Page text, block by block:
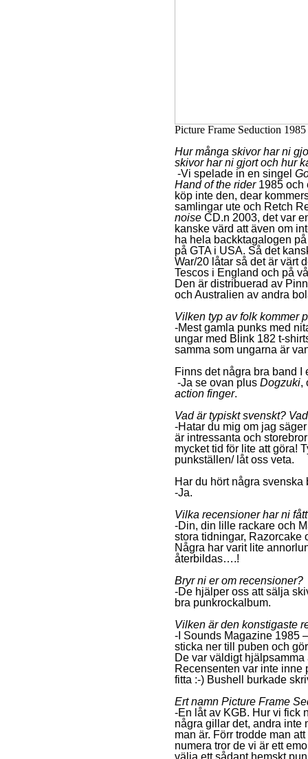
Picture Frame Seduction 1985
Hur många skivor har ni
skivor har ni gjort och hur
-Vi spelade in en singel
Hand of the rider1985 och
köp inte den, dear
samlingar ute och Retch
noise CD.n 2003, det var
kanske värd att även om
ha hela backktagalogen
på GTA i USA. Så det
War/20 låtar så det är värt
Tescos i England och på
Den är distribuerad av
och Australien av andra
Vilken typ av folk kommer
-Mest gamla punks med
ungar med Blink 182 t-
samma som ungarna är
Finns det några bra band I
-Ja se ovan plus Dogzuki,
action finger.
Vad är typiskt svenskt?
-Hatar du mig om jag
är intressanta och
mycket tid för lite att göra!
punkställen/ låt oss veta.
Har du hört några svenska
-Ja.
Vilka recensioner har ni
-Din, din lille rackare och
stora tidningar, Razorcake
Några har varit lite
återbildas….!
Bryr ni er om recensioner?
-De hjälper oss att sälja
bra punkrockalbum.
Vilken är den konstigaste
-I Sounds Magazine 1985
sticka ner till puben och
De var väldigt
Recensenten var inte inne
fitta :-) Bushell burkade
Ert namn Picture Frame
-En låt av KGB. Hur vi fick
några gillar det, andra inte
man är. Förr trodde man
numera tror de vi är ett
välja ett sådant hemskt